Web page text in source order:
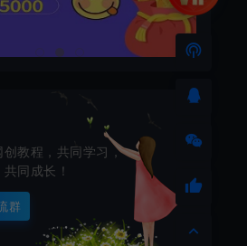
创教程，共同学习，
同成长！
群